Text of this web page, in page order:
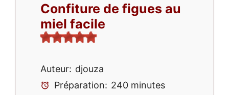
Confiture de figues au
miel facile
Auteur: djouza
Préparation: 240 minutes